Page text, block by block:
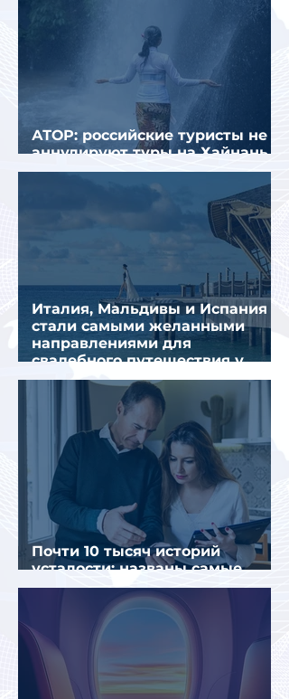
АТОР: российские туристы не
аннулируют туры на Хайнань
из-за тайфуна «Дельфин»
Италия, Мальдивы и Испания
стали самыми желанными
направлениями для
свадебного путешествия у
россиян
Почти 10 тысяч историй
усталости: названы самые
уставшие россияне